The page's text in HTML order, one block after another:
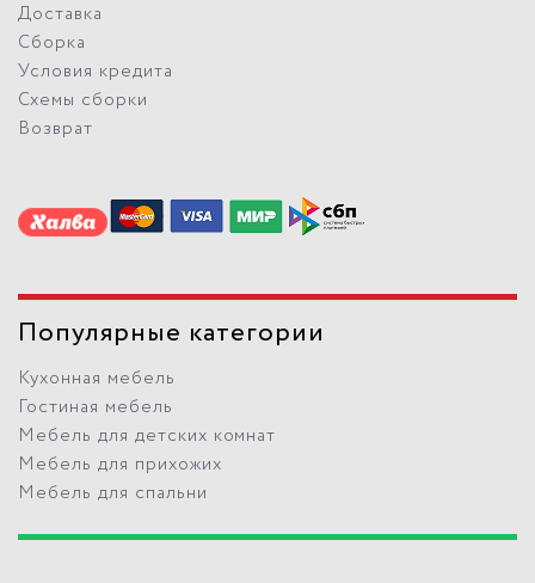
Доставка
Сборка
Условия кредита
Схемы сборки
Возврат
Популярные категории
Кухонная мебель
Гостиная мебель
Мебель для детских комнат
Мебель для прихожих
Мебель для спальни